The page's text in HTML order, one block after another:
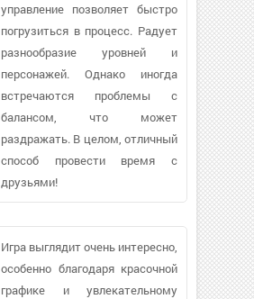
управление позволяет быстро
погрузиться в процесс. Радует
разнообразие уровней и
персонажей. Однако иногда
встречаются проблемы с
балансом, что может
раздражать. В целом, отличный
способ провести время с
друзьями!
Игра выглядит очень интересно,
особенно благодаря красочной
графике и увлекательному